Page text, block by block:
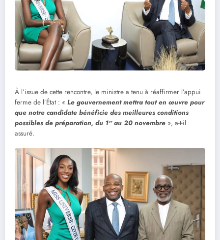
À l’issue de cette rencontre, le ministre a tenu à réaffirmer l’appui
ferme de l’État : « Le gouvernement mettra tout en œuvre pour
que notre candidate bénéficie des meilleures conditions
possibles de préparation, du 1ᵉʳ au 20 novembre », a-t-il
assuré.